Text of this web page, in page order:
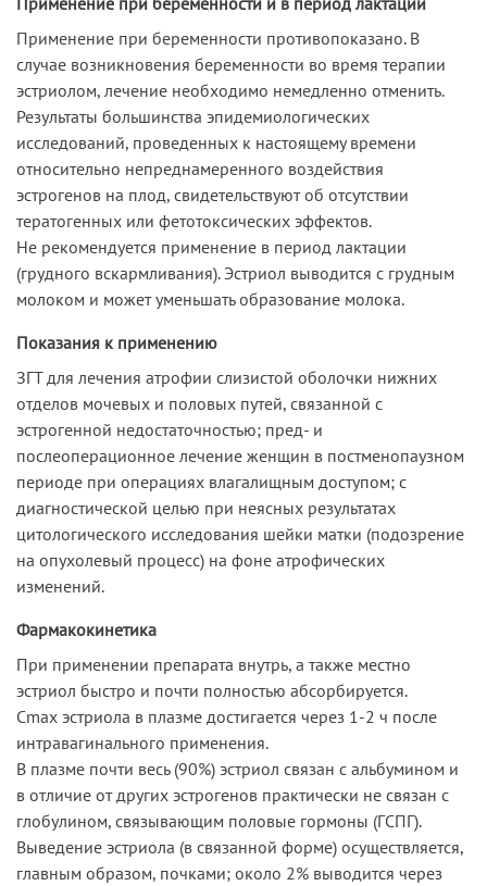
Применение при беременности противопоказано. В
случае возникновения беременности во время терапии
эстриолом, лечение необходимо немедленно отменить.
Результаты большинства эпидемиологических
исследований, проведенных к настоящему времени
относительно непреднамеренного воздействия
эстрогенов на плод, свидетельствуют об отсутствии
тератогенных или фетотоксических эффектов.
Не рекомендуется применение в период лактации
(грудного вскармливания). Эстриол выводится с грудным
молоком и может уменьшать образование молока.
Показания к применению
ЗГТ для лечения атрофии слизистой оболочки нижних
отделов мочевых и половых путей, связанной с
эстрогенной недостаточностью; пред- и
послеоперационное лечение женщин в постменопаузном
периоде при операциях влагалищным доступом; с
диагностической целью при неясных результатах
цитологического исследования шейки матки (подозрение
на опухолевый процесс) на фоне атрофических
изменений.
Фармакокинетика
При применении препарата внутрь, а также местно
эстриол быстро и почти полностью абсорбируется.
Сmax эстриола в плазме достигается через 1-2 ч после
интравагинального применения.
В плазме почти весь (90%) эстриол связан с альбумином и
в отличие от других эстрогенов практически не связан с
глобулином, связывающим половые гормоны (ГСПГ).
Выведение эстриола (в связанной форме) осуществляется,
главным образом, почками; около 2% выводится через